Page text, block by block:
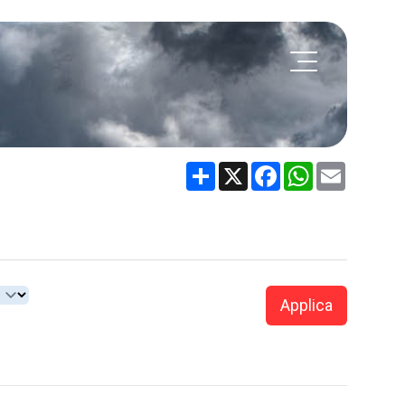
Share X FacebookWhatsApp
Applica